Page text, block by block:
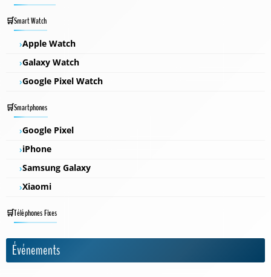
Smart Watch
Apple Watch
Galaxy Watch
Google Pixel Watch
Smartphones
Google Pixel
iPhone
Samsung Galaxy
Xiaomi
Téléphones Fixes
Événements